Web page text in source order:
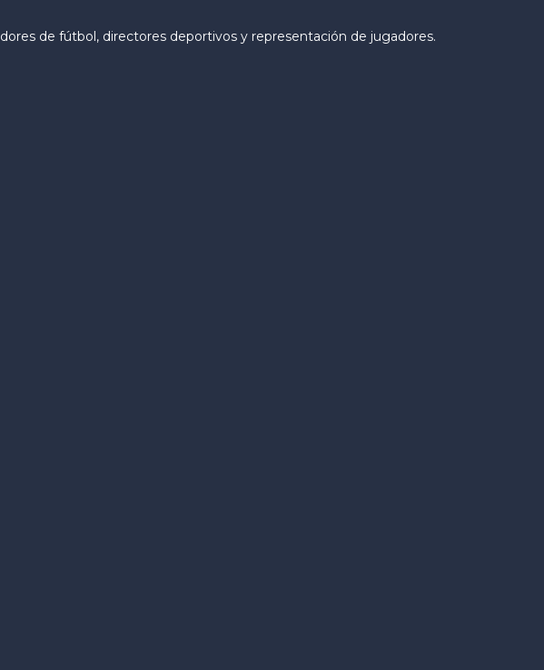
de fútbol, directores deportivos y representación de jugadores.